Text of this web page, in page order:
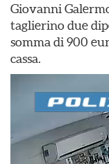
Giovanni
taglierino due
somma di 900
cassa.